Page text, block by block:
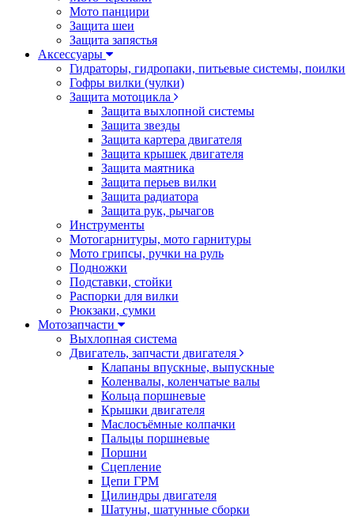
Мото панцири
Защита шеи
Защита запястья
Аксессуары
Гидраторы, гидропаки, питьевые системы, поилки
Гофры вилки (чулки)
Защита мотоцикла
Защита выхлопной системы
Защита звезды
Защита картера двигателя
Защита крышек двигателя
Защита маятника
Защита перьев вилки
Защита радиатора
Защита рук, рычагов
Инструменты
Мотогарнитуры, мото гарнитуры
Мото грипсы, ручки на руль
Подножки
Подставки, стойки
Распорки для вилки
Рюкзаки, сумки
Мотозапчасти
Выхлопная система
Двигатель, запчасти двигателя
Клапаны впускные, выпускные
Коленвалы, коленчатые валы
Кольца поршневые
Крышки двигателя
Маслосъёмные колпачки
Пальцы поршневые
Поршни
Сцепление
Цепи ГРМ
Цилиндры двигателя
Шатуны, шатунные сборки